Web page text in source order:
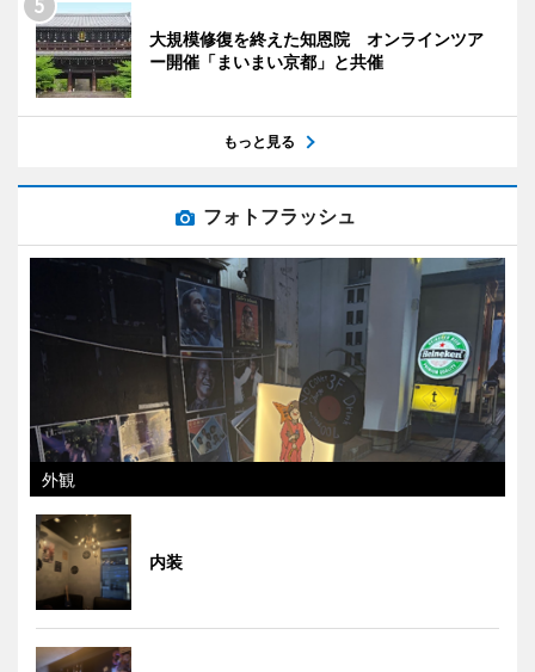
大規模修復を終えた知恩院 オンラインツア
ー開催「まいまい京都」と共催
もっと見る
フォトフラッシュ
外観
内装